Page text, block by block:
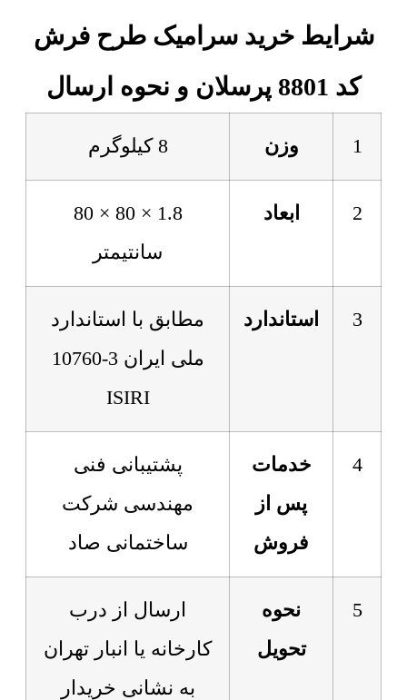
شرایط خرید سرامیک طرح فرش
کد 8801 پرسلان و نحوه ارسال
1 وزن 8 کیلوگرم
2 ابعاد
1.8 × 80 × 80
سانتیمتر
3 استاندارد
مطابق با استاندارد
ملی ایران 3-10760
ISIRI
4
خدمات
پس از
فروش
پشتیبانی فنی
مهندسی شرکت
ساختمانی صاد
5
نحوه
تحویل
ارسال از درب
کارخانه یا انبار تهران
به نشانی خریدار